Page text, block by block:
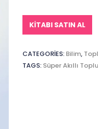
KITABI SATIN AL
CATEGORIES: Bilim,
TAGS: Süper Akıllı